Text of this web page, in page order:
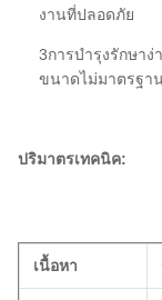
งานที่ปลอดภัย
3การบํารุงรักษาง่
ขนาดไม่มาตรฐา
ปริมาตรเทคนิค:
เนื้อหา